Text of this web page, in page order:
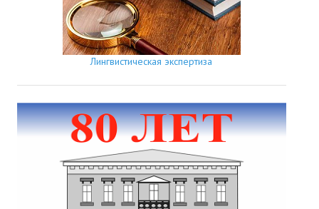
Лингвистическая экспертиза